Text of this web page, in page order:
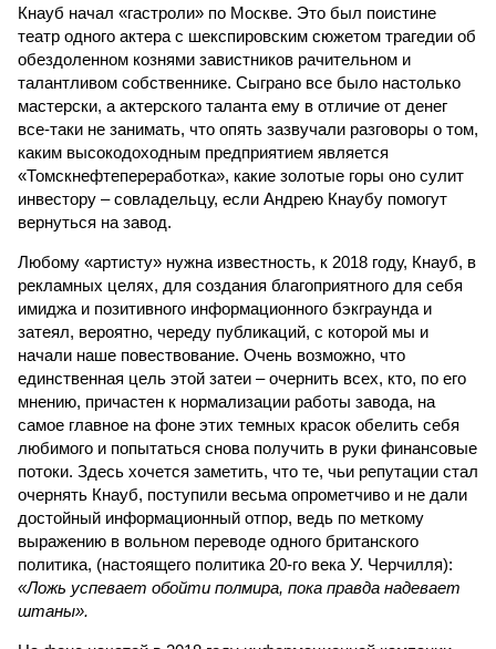
Кнауб начал «гастроли» по Москве. Это был поистине
театр одного актера с шекспировским сюжетом трагедии об
обездоленном кознями завистников рачительном и
талантливом собственнике. Сыграно все было настолько
мастерски, а актерского таланта ему в отличие от денег
все-таки не занимать, что опять зазвучали разговоры о том,
каким высокодоходным предприятием является
«Томскнефтепереработка», какие золотые горы оно сулит
инвестору – совладельцу, если Андрею Кнаубу помогут
вернуться на завод.
Любому «артисту» нужна известность, к 2018 году, Кнауб, в
рекламных целях, для создания благоприятного для себя
имиджа и позитивного информационного бэкграунда и
затеял, вероятно, череду публикаций, с которой мы и
начали наше повествование. Очень возможно, что
единственная цель этой затеи – очернить всех, кто, по его
мнению, причастен к нормализации работы завода, на
самое главное на фоне этих темных красок обелить себя
любимого и попытаться снова получить в руки финансовые
потоки. Здесь хочется заметить, что те, чьи репутации стал
очернять Кнауб, поступили весьма опрометчиво и не дали
достойный информационный отпор, ведь по меткому
выражению в вольном переводе одного британского
политика, (настоящего политика 20-го века У. Черчилля):
«Ложь успевает обойти полмира, пока правда надевает
штаны».